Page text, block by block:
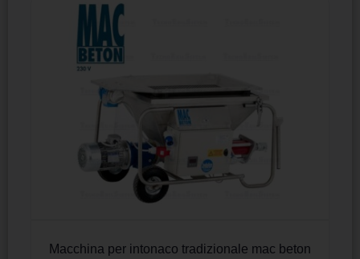
Macchina per intonaco tradizionale mac beton